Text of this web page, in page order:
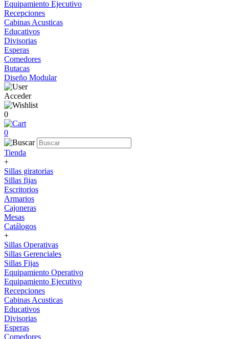
Equipamiento Ejecutivo
Recepciones
Cabinas Acusticas
Educativos
Divisorias
Esperas
Comedores
Butacas
Diseño Modular
Acceder
0
0
Tienda
+
Sillas giratorias
Sillas fijas
Escritorios
Armarios
Cajoneras
Mesas
Catálogos
+
Sillas Operativas
Sillas Gerenciales
Sillas Fijas
Equipamiento Operativo
Equipamiento Ejecutivo
Recepciones
Cabinas Acusticas
Educativos
Divisorias
Esperas
Comedores